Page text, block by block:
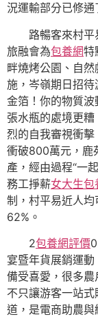
況運輸部分已修
路暢客來村
旅融會為包養網特
畔燒烤公園、自
施，岑嶺期日招
金箔！你的物質波
張水瓶的處境更
烈的自我審視衝
衝破‌800萬元‌，鹿
產，經由過程“一
務工掙薪女大生包
制，村平易近人
62%‌。‌
2包養網評價
宴暨年貨展銷運
備受喜愛，很多農
不只讓游客一站
道，是電商助農與